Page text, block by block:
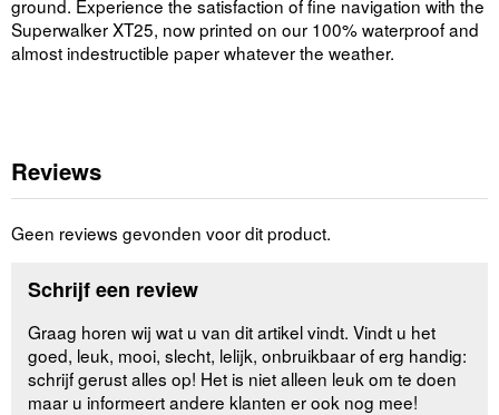
ground. Experience the satisfaction of fine navigation with the
Superwalker XT25, now printed on our 100% waterproof and
almost indestructible paper whatever the weather.
Reviews
Geen reviews gevonden voor dit product.
Schrijf een review
Graag horen wij wat u van dit artikel vindt. Vindt u het
goed, leuk, mooi, slecht, lelijk, onbruikbaar of erg handig:
schrijf gerust alles op! Het is niet alleen leuk om te doen
maar u informeert andere klanten er ook nog mee!